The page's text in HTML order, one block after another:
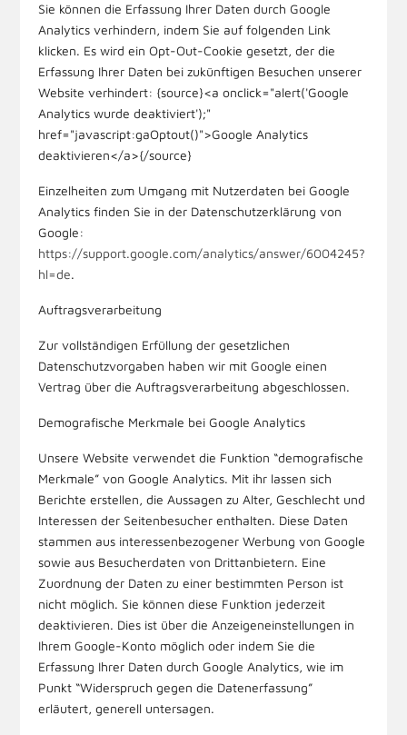
Sie können die Erfassung Ihrer Daten durch Google
Analytics verhindern, indem Sie auf folgenden Link
klicken. Es wird ein Opt-Out-Cookie gesetzt, der die
Erfassung Ihrer Daten bei zukünftigen Besuchen unserer
Website verhindert: {source}<a onclick="alert('Google
Analytics wurde deaktiviert');"
href="javascript:gaOptout()">Google Analytics
deaktivieren</a>{/source}
Einzelheiten zum Umgang mit Nutzerdaten bei Google
Analytics finden Sie in der Datenschutzerklärung von
Google:
https://support.google.com/analytics/answer/6004245?
hl=de.
Auftragsverarbeitung
Zur vollständigen Erfüllung der gesetzlichen
Datenschutzvorgaben haben wir mit Google einen
Vertrag über die Auftragsverarbeitung abgeschlossen.
Demografische Merkmale bei Google Analytics
Unsere Website verwendet die Funktion “demografische
Merkmale” von Google Analytics. Mit ihr lassen sich
Berichte erstellen, die Aussagen zu Alter, Geschlecht und
Interessen der Seitenbesucher enthalten. Diese Daten
stammen aus interessenbezogener Werbung von Google
sowie aus Besucherdaten von Drittanbietern. Eine
Zuordnung der Daten zu einer bestimmten Person ist
nicht möglich. Sie können diese Funktion jederzeit
deaktivieren. Dies ist über die Anzeigeneinstellungen in
Ihrem Google-Konto möglich oder indem Sie die
Erfassung Ihrer Daten durch Google Analytics, wie im
Punkt “Widerspruch gegen die Datenerfassung”
erläutert, generell untersagen.